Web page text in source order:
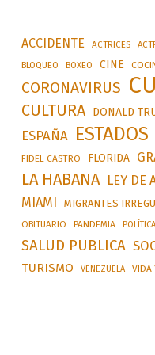
ACCIDENTE ACTRICES
BLOQUEO BOXEO CINE
CORONAVIRUS
CULTURA DONALD
ESPAÑA
FIDEL CASTRO FLORIDA
LA HABANA LEY DE
MIAMI MIGRANTES
OBITUARIO PANDEMIA POLÍTICA
SALUD PUBLICA
TURISMO VENEZUELA VIDA